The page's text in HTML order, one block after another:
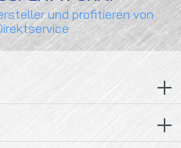
und profitieren von